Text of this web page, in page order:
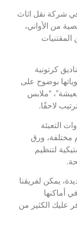
في شركة نقل اثاث
من الأواني،
المقتنيات
كرتونية
بوضوح على
“ملابس
لاحقًا.
التعبئة
مختلفة، ورق
لتنظيم
يمكن لفريقنا
أماكنها
عليك الكثير من